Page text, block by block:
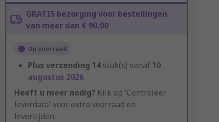
GRATIS bezorging voor bestellingen
van meer dan € 90,00
Op voorraad
Plus verzending 14stuk(s) vanaf 10
augustus 2026
Heeft u meer nodig? Klik op 'Controleer
leverdata' voor extra voorraad en
levertijden.